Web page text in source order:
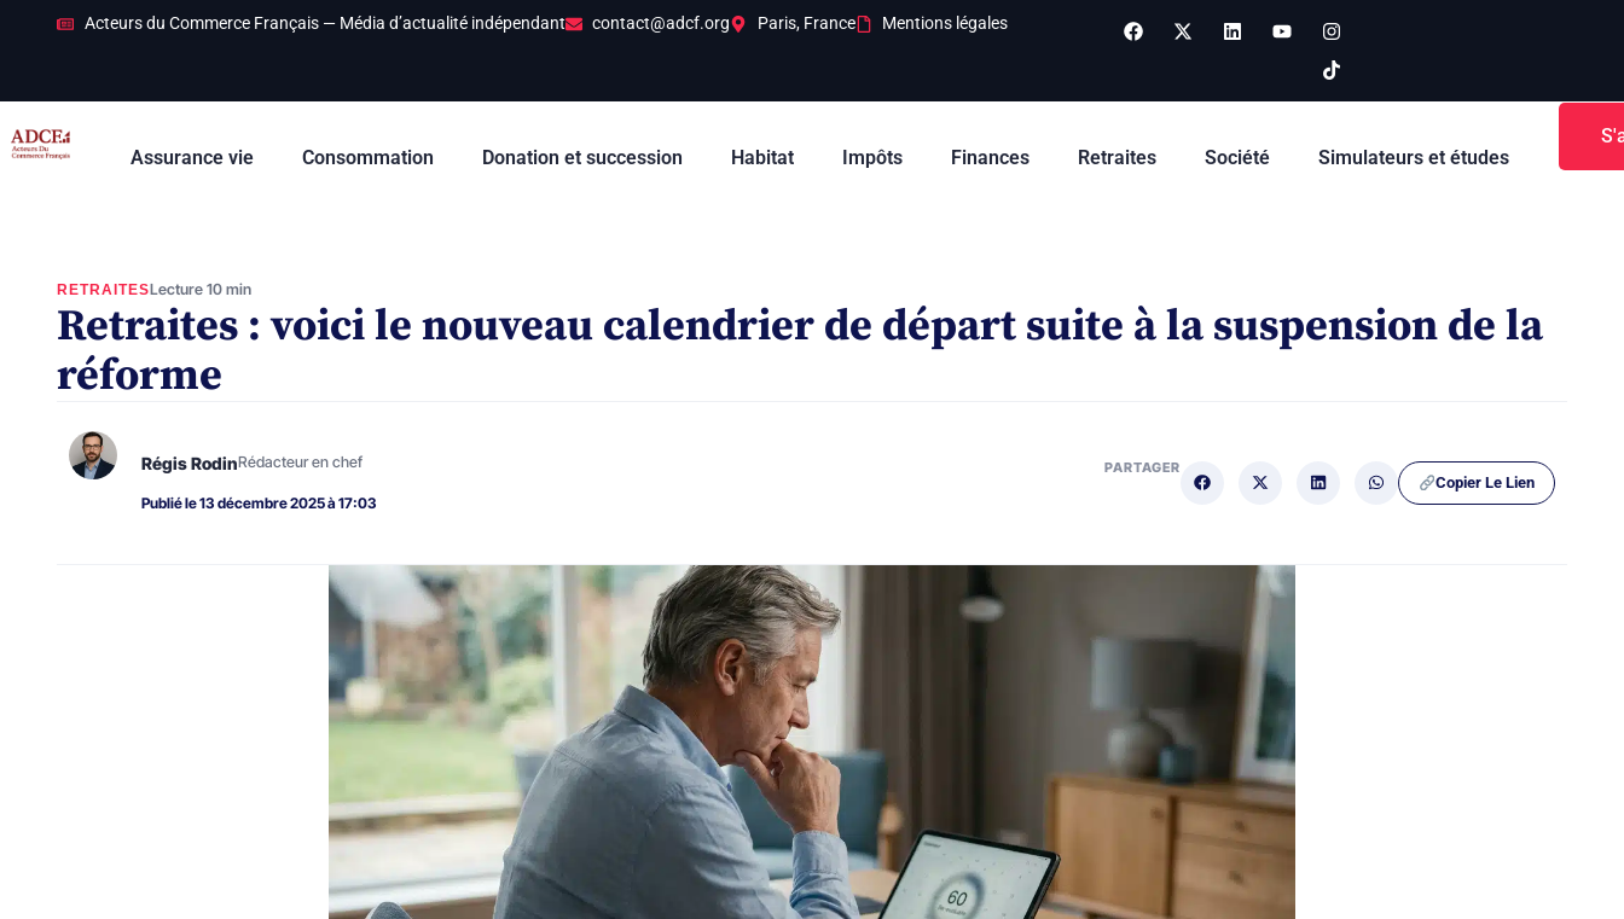
Acteurs du Commerce Français — Média d’actualité indépendant contact@adcf.org Paris, France Mentions légales
Assurance vie Consommation Donation et succession Habitat Impôts Finances Retraites Société Simulateurs et études
RETRAITESLecture 10 min
Retraites : voici le nouveau calendrier de départ suite à la suspension de la
réforme
Régis RodinRédacteur en chef
Publié le 13 décembre 2025 à 17:03
PARTAGER
Copier Le Lien